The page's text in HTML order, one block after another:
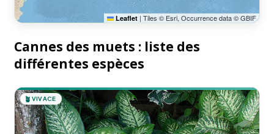
Leaflet | Tiles © Esri, Occurrence data © GBIF
Cannes des muets : liste des
différentes espèces
🪴 VIVACE